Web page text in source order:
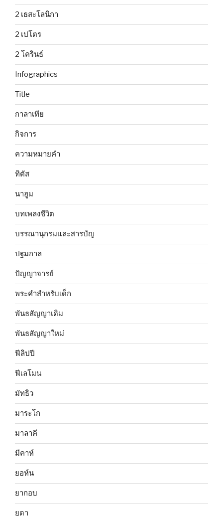
2 เธสะโลนิกา
2 เปโตร
2 โครินธ์
Infographics
Title
กาลาเทีย
กิจการ
ความหมายคำ
ทิตัส
นาฮูม
บทเพลงชีวิต
บรรณานุกรมและสารบัญ
ปฐมกาล
ปัญญาจารย์
พระคำสำหรับเด็ก
พันธสัญญาเดิม
พันธสัญญาใหม่
ฟีลิปปี
ฟีเลโมน
มัทธิว
มาระโก
มาลาคี
มีคาห์
ยอห์น
ยากอบ
ยูดา